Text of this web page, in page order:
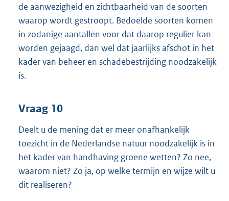
de aanwezigheid en zichtbaarheid van de soorten
waarop wordt gestroopt. Bedoelde soorten komen
in zodanige aantallen voor dat daarop regulier kan
worden gejaagd, dan wel dat jaarlijks afschot in het
kader van beheer en schadebestrijding noodzakelijk
is.
Vraag 10
Deelt u de mening dat er meer onafhankelijk
toezicht in de Nederlandse natuur noodzakelijk is in
het kader van handhaving groene wetten? Zo nee,
waarom niet? Zo ja, op welke termijn en wijze wilt u
dit realiseren?